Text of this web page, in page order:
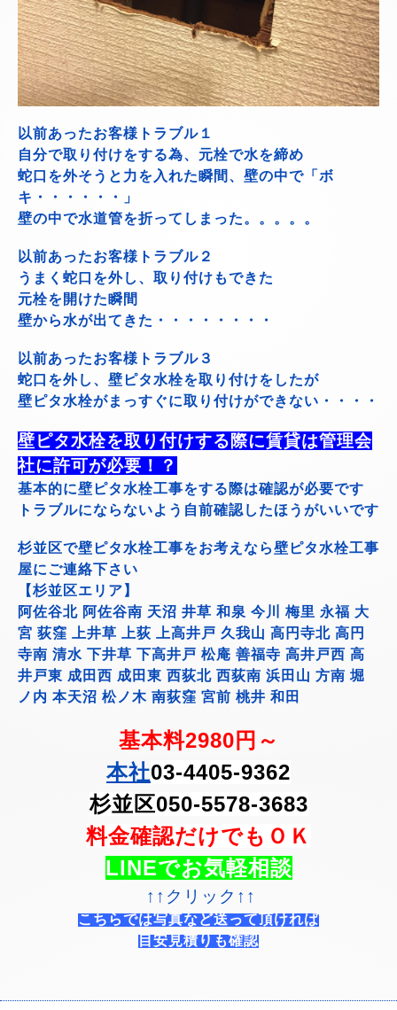
以前あったお客様トラブル１
自分で取り付けをする為、元栓で水を締め
蛇口を外そうと力を入れた瞬間、壁の中で「ボ
キ・・・・・・」
壁の中で水道管を折ってしまった。。。。。
以前あったお客様トラブル２
うまく蛇口を外し、取り付けもできた
元栓を開けた瞬間
壁から水が出てきた・・・・・・・・
以前あったお客様トラブル３
蛇口を外し、壁ピタ水栓を取り付けをしたが
壁ピタ水栓がまっすぐに取り付けができない・・・・
壁ピタ水栓を取り付けする際に賃貸は管理会
社に許可が必要！？
基本的に壁ピタ水栓工事をする際は確認が必要です
トラブルにならないよう自前確認したほうがいいです
杉並区で壁ピタ水栓工事をお考えなら壁ピタ水栓工事
屋にご連絡下さい
【杉並区エリア】
阿佐谷北 阿佐谷南 天沼 井草 和泉 今川 梅里 永福 大
宮 荻窪 上井草 上荻 上高井戸 久我山 高円寺北 高円
寺南 清水 下井草 下高井戸 松庵 善福寺 高井戸西 高
井戸東 成田西 成田東 西荻北 西荻南 浜田山 方南 堀
ノ内 本天沼 松ノ木 南荻窪 宮前 桃井 和田
基本料2980円～
本社03-4405-9362
杉並区050-5578-3683
料金確認だけでもＯＫ
LINEでお気軽相談
↑↑クリック↑↑
こちらでは写真など送って頂ければ
目安見積りも確認